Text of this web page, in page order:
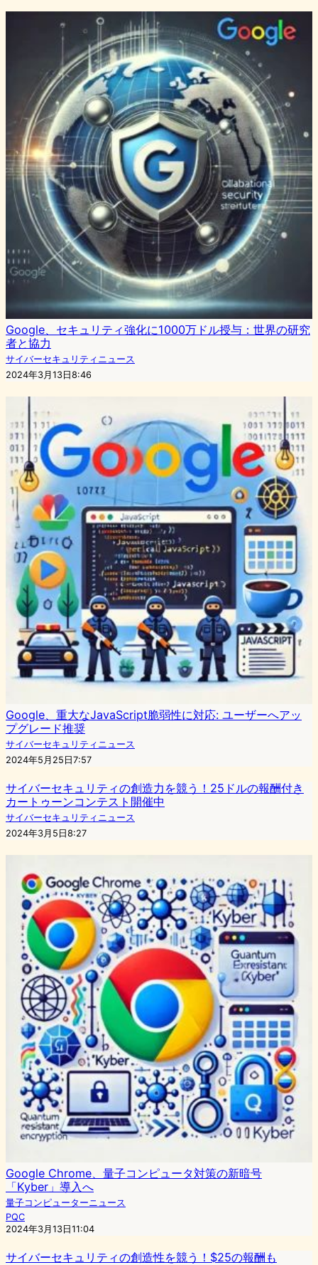
Google、セキュリティ強化に1000万ドル授与：世界の研究
者と協力
サイバーセキュリティニュース
2024年3月13日8:46
Google、重大なJavaScript脆弱性に対応: ユーザーへアッ
プグレード推奨
サイバーセキュリティニュース
2024年5月25日7:57
サイバーセキュリティの創造力を競う！25ドルの報酬付き
カートゥーンコンテスト開催中
サイバーセキュリティニュース
2024年3月5日8:27
Google Chrome、量子コンピュータ対策の新暗号
「Kyber」導入へ
量子コンピューターニュース
PQC
2024年3月13日11:04
サイバーセキュリティの創造性を競う！$25の報酬も